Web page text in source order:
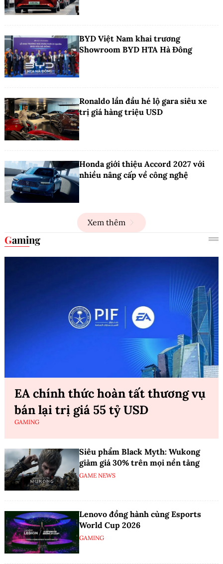
BYD Việt Nam khai trương
Showroom BYD HTA Hà Đông
Ronaldo lần đầu hé lộ gara siêu xe
trị giá hàng triệu USD
Honda giới thiệu Accord 2027 với
nhiều nâng cấp về công nghệ
Xem thêm
Gaming
EA chính thức hoàn tất thương vụ
bán lại trị giá 55 tỷ USD
GAMING
Siêu phẩm Black Myth: Wukong
giảm giá 30% trên mọi nền tảng
GAME NEWS
Lenovo đồng hành cùng Esports
World Cup 2026
GAMING